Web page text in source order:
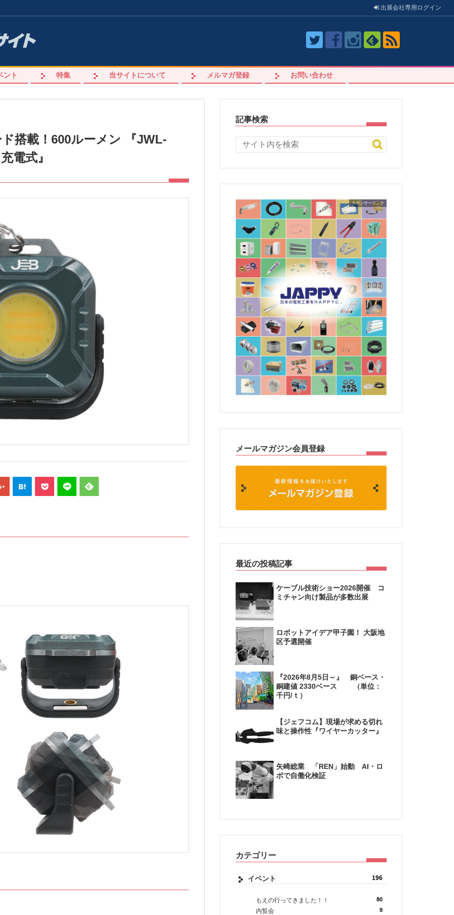
出展会社専用 ログイン
ント 特集 当サイトについて メルマガ登録 お問い合わせ
搭載！600ルーメン 『JWL-
電式』
記事検索
メールマガジン会員登録
最近の投稿記事
ケーブル技術ショー2026開催 コ
ミチャン向け製品が多数出展
ロボットアイデア甲子園！ 大阪地
区予選開催
『2026年8月5日～』 銅ベース・
銅建値 2330ベース （単位：
千円/ｔ）
【ジェフコム】現場が求める切れ
味と操作性『ワイヤーカッター』
矢崎総業 「REN」始動 AI・ロ
ボで自働化検証
カテゴリー
イベント 196
もえの行ってきました！！ 80
内覧会 9